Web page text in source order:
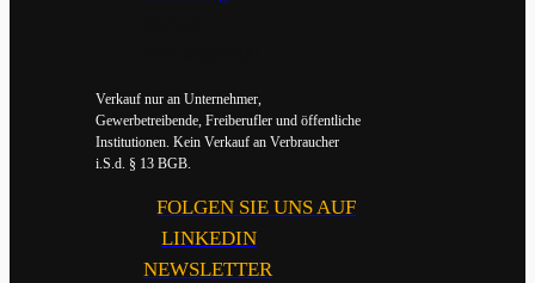
Verkauf nur an Unternehmer,
Gewerbetreibende, Freiberufler und öffentliche
Institutionen. Kein Verkauf an Verbraucher
i.S.d. § 13 BGB.
FOLGEN SIE UNS AUF
LINKEDIN
NEWSLETTER